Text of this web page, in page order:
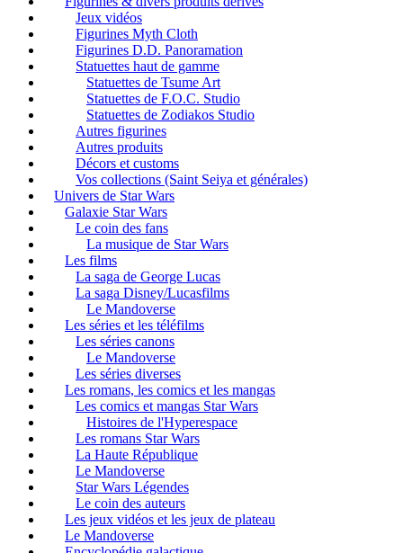
Jeux vidéos
Figurines Myth Cloth
Figurines D.D. Panoramation
Statuettes haut de gamme
Statuettes de Tsume Art
Statuettes de F.O.C. Studio
Statuettes de Zodiakos Studio
Autres figurines
Autres produits
Décors et customs
Vos collections (Saint Seiya et générales)
Univers de Star Wars
Galaxie Star Wars
Le coin des fans
La musique de Star Wars
Les films
La saga de George Lucas
La saga Disney/Lucasfilms
Le Mandoverse
Les séries et les téléfilms
Les séries canons
Le Mandoverse
Les séries diverses
Les romans, les comics et les mangas
Les comics et mangas Star Wars
Histoires de l'Hyperespace
Les romans Star Wars
La Haute République
Le Mandoverse
Star Wars Légendes
Le coin des auteurs
Les jeux vidéos et les jeux de plateau
Le Mandoverse